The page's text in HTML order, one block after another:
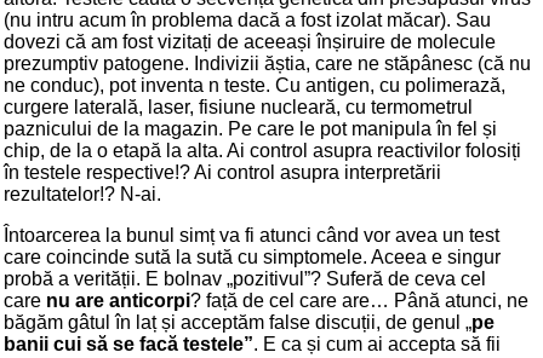
(nu intru acum în problema dacă a fost izolat măcar). Sau
dovezi că am fost vizitați de aceeași înșiruire de molecule
prezumptiv patogene. Indivizii ăștia, care ne stăpânesc (că nu
ne conduc), pot inventa n teste. Cu antigen, cu polimerază,
curgere laterală, laser, fisiune nucleară, cu termometrul
paznicului de la magazin. Pe care le pot manipula în fel și
chip, de la o etapă la alta. Ai control asupra reactivilor folosiți
în testele respective!? Ai control asupra interpretării
rezultatelor!? N-ai.
Întoarcerea la bunul simț va fi atunci când vor avea un test
care coincinde sută la sută cu simptomele. Aceea e singur
probă a verității. E bolnav „pozitivul”? Suferă de ceva cel
care nu are anticorpi? față de cel care are… Până atunci, ne
băgăm gâtul în laț și acceptăm false discuții, de genul „pe
banii cui să se facă testele”. E ca și cum ai accepta să fii